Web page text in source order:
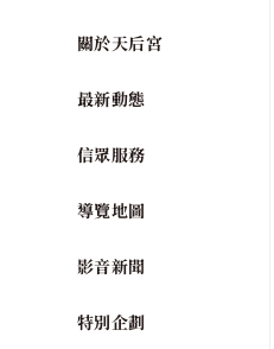
關於天后宮
最新動態
信眾服務
導覽地圖
影音新聞
特別企劃